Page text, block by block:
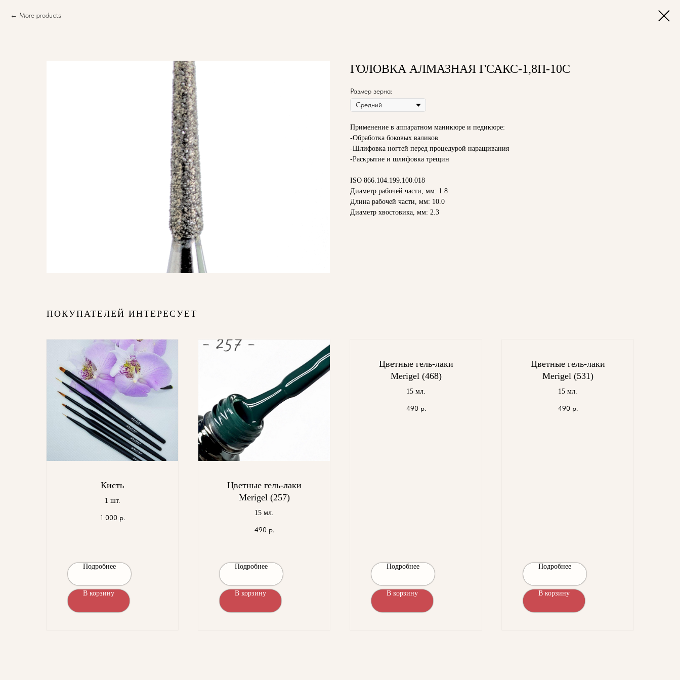
More products
ГОЛОВКА АЛМАЗНАЯ ГСАКС-1,8П-10С
Размер зерна:
Применение в аппаратном маникюре и педикюре:
-Обработка боковых валиков
-Шлифовка ногтей перед процедурой наращивания
-Раскрытие и шлифовка трещин
ISO 866.104.199.100.018
Диаметр рабочей части, мм: 1.8
Длина рабочей части, мм: 10.0
Диаметр хвостовика, мм: 2.3
ПОКУПАТЕЛЕЙ ИНТЕРЕСУЕТ
Кисть
1 шт.
1 000 р.
Подробнее
В корзину
Цветные гель-лаки
Merigel (257)
15 мл.
490 р.
Подробнее
В корзину
Цветные гель-лаки
Merigel (468)
15 мл.
490 р.
Подробнее
В корзину
Цветные гель-лаки
Merigel (531)
15 мл.
490 р.
Подробнее
В корзину